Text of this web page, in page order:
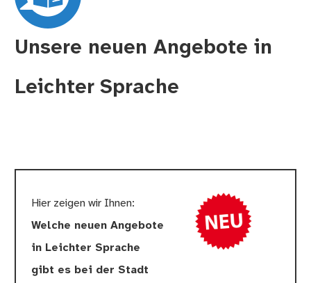
Unsere neuen Angebote in
Leichter Sprache
Hier zeigen wir Ihnen:
Welche neuen Angebote
in Leichter Sprache
gibt es bei der Stadt